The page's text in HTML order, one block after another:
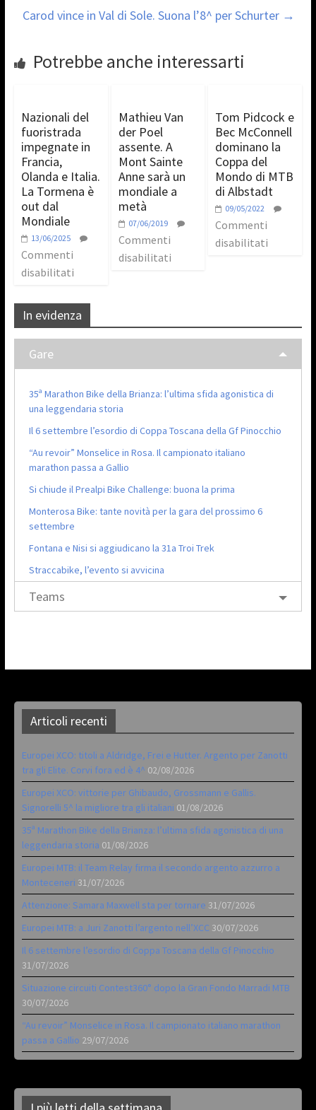
Carod vince in Val di Sole. Suona l’8^ per Schurter →
Potrebbe anche interessarti
Nazionali del
fuoristrada
impegnate in
Francia,
Olanda e Italia.
La Tormena è
out dal
Mondiale
13/06/2025
Commenti
disabilitati
Mathieu Van
der Poel
assente. A
Mont Sainte
Anne sarà un
mondiale a
metà
07/06/2019
Commenti
disabilitati
Tom Pidcock e
Bec McConnell
dominano la
Coppa del
Mondo di MTB
di Albstadt
09/05/2022
Commenti
disabilitati
In evidenza
Gare
35ª Marathon Bike della Brianza: l’ultima sfida agonistica di
una leggendaria storia
Il 6 settembre l’esordio di Coppa Toscana della Gf Pinocchio
“Au revoir” Monselice in Rosa. Il campionato italiano
marathon passa a Gallio
Si chiude il Prealpi Bike Challenge: buona la prima
Monterosa Bike: tante novità per la gara del prossimo 6
settembre
Fontana e Nisi si aggiudicano la 31a Troi Trek
Straccabike, l’evento si avvicina
Teams
Articoli recenti
Europei XCO: titoli a Aldridge, Frei e Hutter. Argento per Zanotti
tra gli Elite. Corvi fora ed è 4^ 02/08/2026
Europei XCO: vittorie per Ghibaudo, Grossmann e Gallis.
Signorelli 5^ la migliore tra gli italiani 01/08/2026
35ª Marathon Bike della Brianza: l’ultima sfida agonistica di una
leggendaria storia 01/08/2026
Europei MTB: il Team Relay firma il secondo argento azzurro a
Monteceneri 31/07/2026
Attenzione: Samara Maxwell sta per tornare 31/07/2026
Europei MTB: a Juri Zanotti l’argento nell’XCC 30/07/2026
Il 6 settembre l’esordio di Coppa Toscana della Gf Pinocchio
31/07/2026
Situazione circuiti Contest360° dopo la Gran Fondo Marradi MTB
30/07/2026
“Au revoir” Monselice in Rosa. Il campionato italiano marathon
passa a Gallio 29/07/2026